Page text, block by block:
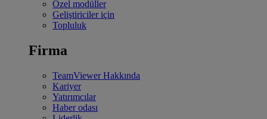
Özel modüller
Geliştiriciler için
Topluluk
Firma
TeamViewer Hakkında
Kariyer
Yatırımcılar
Haber odası